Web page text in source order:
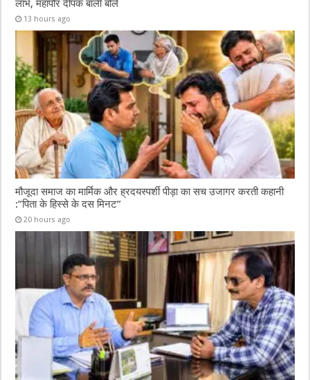
लाभ, महापौर दीपक बाली बोले
13 hours ago
मौजूदा समाज का मार्मिक और ह्रदयस्पर्शी पीड़ा का सच उजागर करती कहानी
:”पिता के हिस्से के दस मिनट”
20 hours ago